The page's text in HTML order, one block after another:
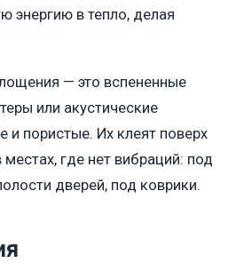
энергию в тепло, делая
— это вспененные
или акустические
и пористые. Их клеят поверх
где нет вибраций: под
дверей, под коврики.